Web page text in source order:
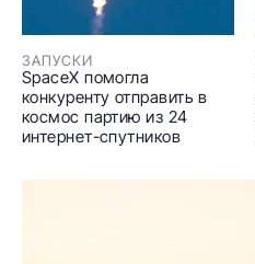
ЗАПУСКИ
SpaceX помогла
конкуренту отправить в
космос партию из 24
интернет-спутников